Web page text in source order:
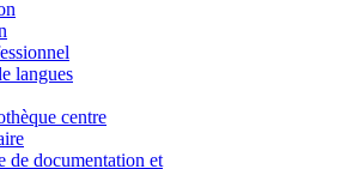
langues
centre
de documentation et